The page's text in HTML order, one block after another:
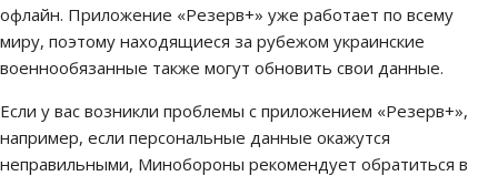
офлайн. Приложение «Резерв+» уже работает по всему
миру, поэтому находящиеся за рубежом украинские
военнообязанные также могут обновить свои данные.
Если у вас возникли проблемы с приложением «Резерв+»,
например, если персональные данные окажутся
неправильными, Минобороны рекомендует обратиться в